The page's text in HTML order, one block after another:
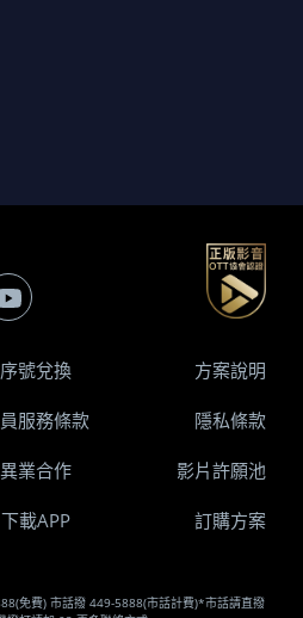
免費) 市話撥 449-5888(市話計費)*市話請直撥
序號兌換 方案說明
服務條款 隱私條款
異業合作 影片許願池
下載APP 訂購方案